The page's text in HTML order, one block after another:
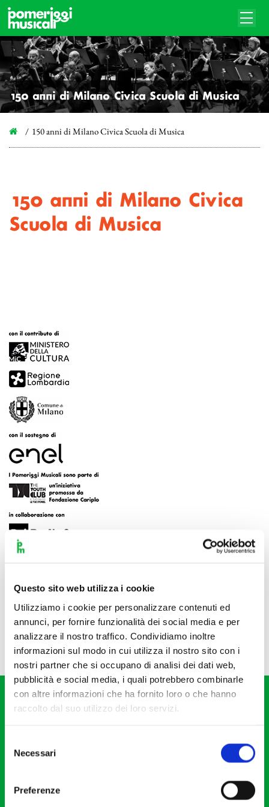
Questo sito web utilizza i cookie
Utilizziamo i cookie per personalizzare contenuti ed
annunci, per fornire funzionalità dei social media e per
analizzare il nostro traffico. Condividiamo inoltre
informazioni sul modo in cui utilizza il nostro sito con i
nostri partner che si occupano di analisi dei dati web,
pubblicità e social media, i quali potrebbero combinarle
con altre informazioni che ha fornito loro o che hanno
raccolto dal suo utilizzo dei loro servizi.
delNecessari
Preferenze
150 anni di Milano Civica Scuola di Musica
150 anni di Milano Civica Scuola di Musica
150 anni di Milano Civica
Scuola di Musica
20121 Milano